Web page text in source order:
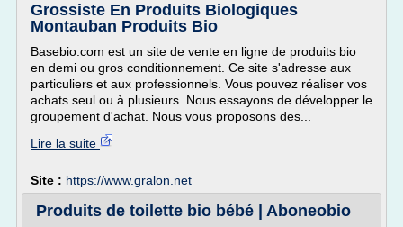
Grossiste En Produits Biologiques
Montauban Produits Bio
Basebio.com est un site de vente en ligne de produits bio
en demi ou gros conditionnement. Ce site s'adresse aux
particuliers et aux professionnels. Vous pouvez réaliser vos
achats seul ou à plusieurs. Nous essayons de développer le
groupement d'achat. Nous vous proposons des...
Lire la suite
Site : https://www.gralon.net
Produits de toilette bio bébé | Aboneobio